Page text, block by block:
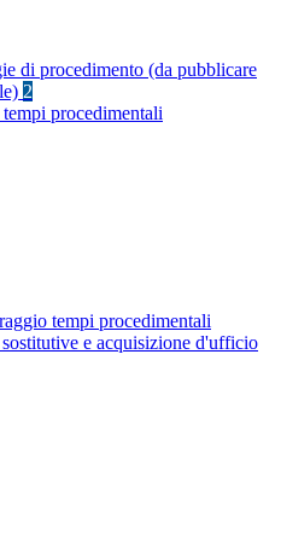
di procedimento (da pubblicare
2
procedimentali
tempi procedimentali
e acquisizione d'ufficio